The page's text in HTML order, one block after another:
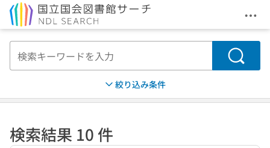
メ
検索
絞り込み条件
検索結果 10 件